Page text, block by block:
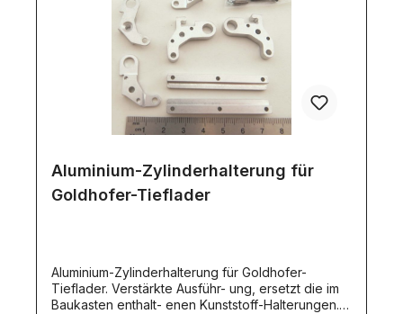
Aluminium-Zylinderhalterung für
Goldhofer-Tieflader
Aluminium-Zylinderhalterung für Goldhofer-
Tieflader. Verstärkte Ausführ- ung, ersetzt die im
Baukasten enthalt- enen Kunststoff-Halterungen.